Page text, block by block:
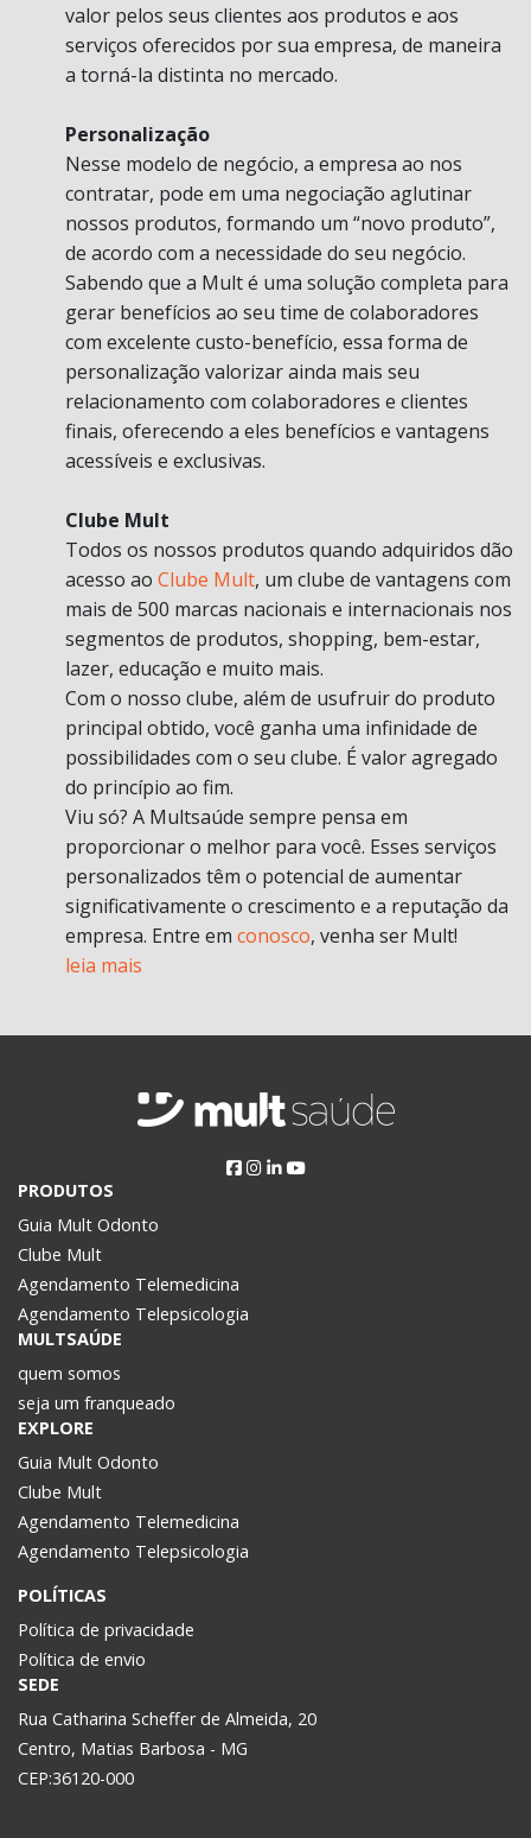
valor pelos seus clientes aos produtos e aos
serviços oferecidos por sua empresa, de maneira
a torná-la distinta no mercado.
Personalização
Nesse modelo de negócio, a empresa ao nos
contratar, pode em uma negociação aglutinar
nossos produtos, formando um “novo produto”,
de acordo com a necessidade do seu negócio.
Sabendo que a Mult é uma solução completa para
gerar benefícios ao seu time de colaboradores
com excelente custo-benefício, essa forma de
personalização valorizar ainda mais seu
relacionamento com colaboradores e clientes
finais, oferecendo a eles benefícios e vantagens
acessíveis e exclusivas.
Clube Mult
Todos os nossos produtos quando adquiridos dão
acesso ao Clube Mult, um clube de vantagens com
mais de 500 marcas nacionais e internacionais nos
segmentos de produtos, shopping, bem-estar,
lazer, educação e muito mais.
Com o nosso clube, além de usufruir do produto
principal obtido, você ganha uma infinidade de
possibilidades com o seu clube. É valor agregado
do princípio ao fim.
Viu só? A Multsaúde sempre pensa em
proporcionar o melhor para você. Esses serviços
personalizados têm o potencial de aumentar
significativamente o crescimento e a reputação da
empresa. Entre em conosco, venha ser Mult!
leia mais
PRODUTOS
Guia Mult Odonto
Clube Mult
Agendamento Telemedicina
Agendamento Telepsicologia
MULTSAÚDE
quem somos
seja um franqueado
EXPLORE
Guia Mult Odonto
Clube Mult
Agendamento Telemedicina
Agendamento Telepsicologia
POLÍTICAS
Política de privacidade
Política de envio
SEDE
Rua Catharina Scheffer de Almeida, 20
Centro, Matias Barbosa - MG
CEP:36120-000